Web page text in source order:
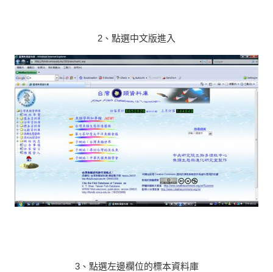
2、點選中文版進入
3、點選左邊欄位的標本資料庫